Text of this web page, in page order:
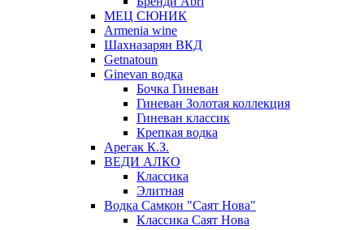
МЕЦ СЮНИК
Armenia wine
Шахназарян ВКД
Getnatoun
Ginevan водка
Бочка Гиневан
Гиневан Золотая коллекция
Гиневан классик
Крепкая водка
Арегак К.З.
ВЕДИ АЛКО
Классика
Элитная
Водка Самкон "Саят Нова"
Классика Саят Нова